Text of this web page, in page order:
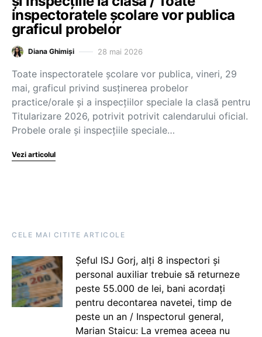
inspectoratele școlare vor publica
graficul probelor
Diana Ghimiși 28 mai 2026
Toate inspectoratele școlare vor publica, vineri, 29
mai, graficul privind susținerea probelor
practice/orale și a inspecțiilor speciale la clasă pentru
Titularizare 2026, potrivit potrivit calendarului oficial.
Probele orale și inspecțiile speciale…
Vezi articolul
CELE MAI CITITE ARTICOLE
Șeful ISJ Gorj, alți 8 inspectori și
personal auxiliar trebuie să returneze
peste 55.000 de lei, bani acordați
pentru decontarea navetei, timp de
peste un an / Inspectorul general,
Marian Staicu: La vremea aceea nu